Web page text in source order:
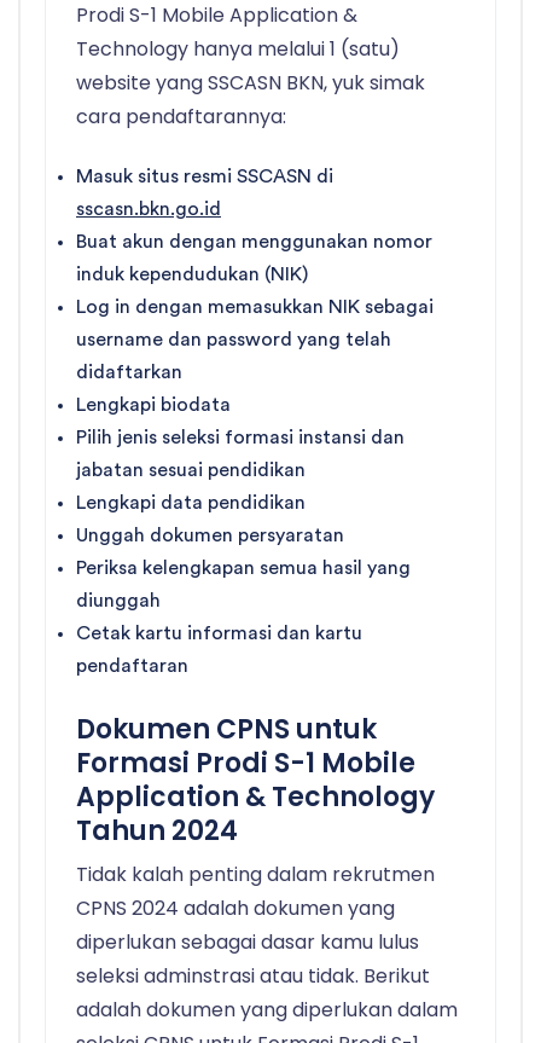
Prodi S-1 Mobile Application &
Technology hanya melalui 1 (satu)
website yang SSCASN BKN, yuk simak
cara pendaftarannya:
Masuk situs resmi SSCASN di
sscasn.bkn.go.id
Buat akun dengan menggunakan nomor
induk kependudukan (NIK)
Log in dengan memasukkan NIK sebagai
username dan password yang telah
didaftarkan
Lengkapi biodata
Pilih jenis seleksi formasi instansi dan
jabatan sesuai pendidikan
Lengkapi data pendidikan
Unggah dokumen persyaratan
Periksa kelengkapan semua hasil yang
diunggah
Cetak kartu informasi dan kartu
pendaftaran
Dokumen CPNS untuk
Formasi Prodi S-1 Mobile
Application & Technology
Tahun 2024
Tidak kalah penting dalam rekrutmen
CPNS 2024 adalah dokumen yang
diperlukan sebagai dasar kamu lulus
seleksi adminstrasi atau tidak. Berikut
adalah dokumen yang diperlukan dalam